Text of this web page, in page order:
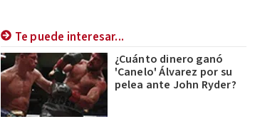
Te puede interesar...
¿Cuánto dinero ganó
'Canelo' Álvarez por su
pelea ante John Ryder?